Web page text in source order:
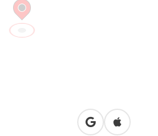
in Googlein Apple